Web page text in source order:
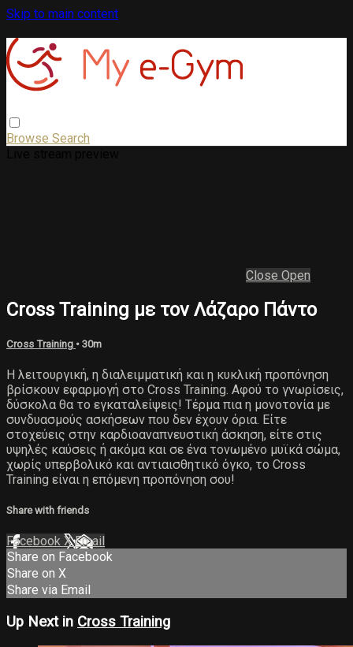
Skip to main content
Browse Search
Close Open
Cross Training με τον Λάζαρο Πάντο
Cross Training • 30m
Η λειτουργική, η διαλειμματική και η κυκλική προπόνηση
βρίσκουν εφαρμογή στο Cross Training. Αφού το γνωρίσεις,
δύσκολα θα το εγκαταλείψεις! Τέρμα πια η μονοτονία με
συνδυασμούς ασκήσεων που δεν έχουν όρια. Είτε
στοχεύεις στην καρδιοαναπνευστική άσκηση, είτε στις
υψηλές καύσεις ή ακόμα και σε ένα τονωμένο μυϊκά σώμα,
χωρίς υπερβολικό και αντιαισθητικό όγκο, το Cross
Training είναι η επόμενη προπόνηση σου!
Share with friends
Facebook XEmail
Share on Facebook
Share on X
Share via Email
Up Next in Cross Training